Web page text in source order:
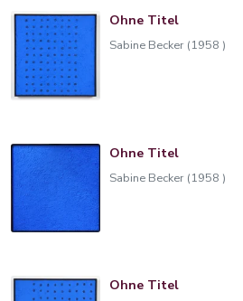
Ohne Titel
Sabine Becker (1958 )
Ohne Titel
Sabine Becker (1958 )
Ohne Titel